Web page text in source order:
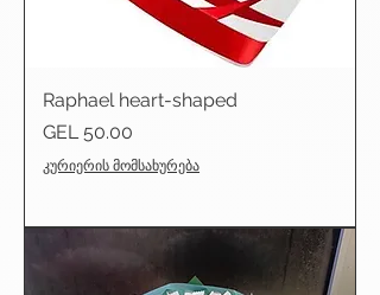
Raphael heart-shaped
Price
GEL 50.00
კურიერის მომსახურება